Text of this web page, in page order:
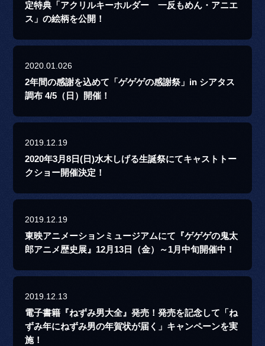
定特典「アクリルキーホルダー 一反もめん・アニエ
ス」の絵柄を公開！
2020.01.026
2年間の感謝を込めて「ゲゲゲの感謝祭」in シアタス
調布 4/5（日）開催！
2019.12.19
2020年3月8日(日)水木しげる生誕祭にてキャストトー
クショー開催決定！
2019.12.19
東映アニメーションミュージアムにて『ゲゲゲの鬼太
郎アニメ歴史展』12月13日（金）～1月中旬開催中！
2019.12.13
電子書籍『ねずみ男大全』発売！発売を記念して「ね
ずみ年にねずみ男の年賀状が届く」キャンペーンを実
施！